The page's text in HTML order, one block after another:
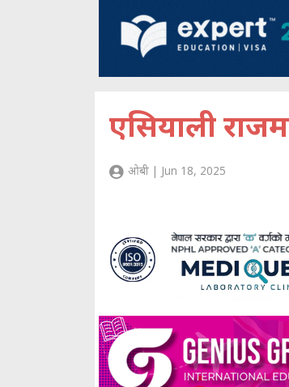
एसियाली
ओबी | Jun 18, 2025